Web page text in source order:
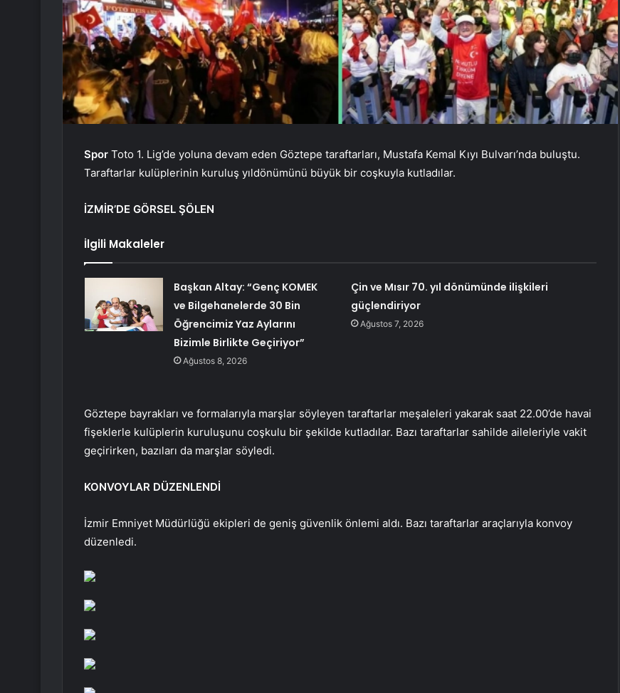
Spor Toto 1. Lig’de yoluna devam eden Göztepe taraftarları, Mustafa Kemal Kıyı Bulvarı’nda buluştu.
Taraftarlar kulüplerinin kuruluş yıldönümünü büyük bir coşkuyla kutladılar.
İZMİR’DE GÖRSEL ŞÖLEN
İlgili Makaleler
Başkan Altay: “Genç KOMEK
ve Bilgehanelerde 30 Bin
Öğrencimiz Yaz Aylarını
Bizimle Birlikte Geçiriyor”
Ağustos 8, 2026
Çin ve Mısır 70. yıl dönümünde ilişkileri
güçlendiriyor
Ağustos 7, 2026
Göztepe bayrakları ve formalarıyla marşlar söyleyen taraftarlar meşaleleri yakarak saat 22.00’de havai
fişeklerle kulüplerin kuruluşunu coşkulu bir şekilde kutladılar. Bazı taraftarlar sahilde aileleriyle vakit
geçirirken, bazıları da marşlar söyledi.
KONVOYLAR DÜZENLENDİ
İzmir Emniyet Müdürlüğü ekipleri de geniş güvenlik önlemi aldı. Bazı taraftarlar araçlarıyla konvoy
düzenledi.